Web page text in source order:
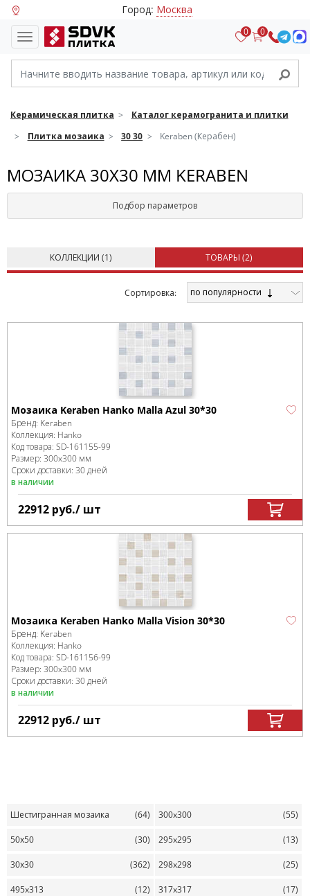
Город: Москва
0 0
Керамическая плитка
Каталог керамогранита и плитки
Плитка мозаика
30 30 Keraben (Керабен)
МОЗАИКА 30Х30 ММ KERABEN
Подбор параметров
КОЛЛЕКЦИИ (1) ТОВАРЫ (2)
Cортировка: по популярности
Мозаика Keraben Hanko Malla Azul 30*30
Бренд: Keraben
Коллекция: Hanko
Код товара: SD-161155-99
Размер: 300x300 мм
Сроки доставки: 30 дней
в наличии
22912 руб./ шт
Мозаика Keraben Hanko Malla Vision 30*30
Бренд: Keraben
Коллекция: Hanko
Код товара: SD-161156-99
Размер: 300x300 мм
Сроки доставки: 30 дней
в наличии
22912 руб./ шт
Шестигранная мозаика (64) 300x300 (55)
50х50 (30) 295x295 (13)
30х30 (362) 298x298 (25)
495x313 (12) 317x317 (17)